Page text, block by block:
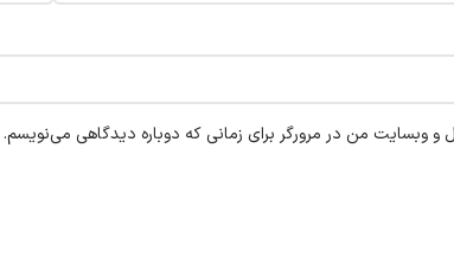
و وبسایت من در مرورگر برای زمانی که دوباره دیدگاهی می‌نویسم.